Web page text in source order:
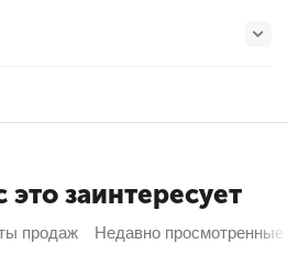
заинтересует
продаж Недавно просмотренные